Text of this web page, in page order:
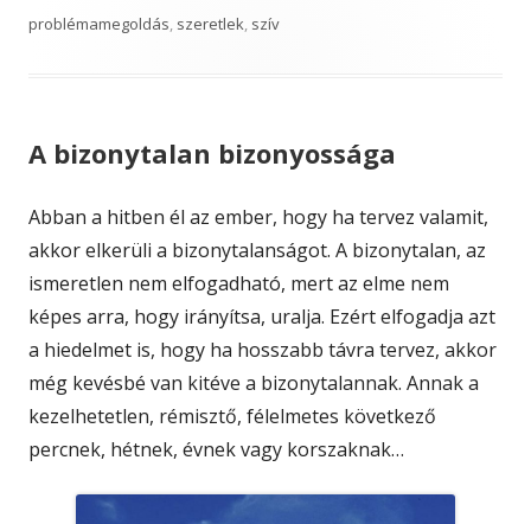
problémamegoldás, szeretlek, szív
A bizonytalan bizonyossága
Abban a hitben él az ember, hogy ha tervez valamit,
akkor elkerüli a bizonytalanságot. A bizonytalan, az
ismeretlen nem elfogadható, mert az elme nem
képes arra, hogy irányítsa, uralja. Ezért elfogadja azt
a hiedelmet is, hogy ha hosszabb távra tervez, akkor
még kevésbé van kitéve a bizonytalannak. Annak a
kezelhetetlen, rémisztő, félelmetes következő
percnek, hétnek, évnek vagy korszaknak…